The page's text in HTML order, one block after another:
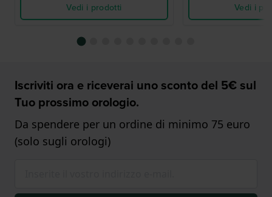
Vedi i prodotti
Vedi i
Iscriviti ora e riceverai uno sconto del 5€ sul
Tuo prossimo orologio.
Da spendere per un ordine di minimo 75 euro
(solo sugli orologi)